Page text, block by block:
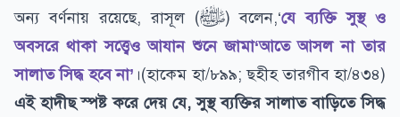
অন্য বর্ণনায় রয়েছে, রাসূল (ﷺ) বলেন,‘যে ব্যক্তি সুস্থ ও
অবসরে থাকা সত্ত্বেও আযান শুনে জামা‘আতে আসল না তার
সালাত সিদ্ধ হবে না’ ।(হাকেম হা/৮৯৯; ছহীহ তারগীব হা/৪৩৪)
এই হাদীছ স্পষ্ট করে দেয় যে, সুস্থ ব্যক্তির সালাত বাড়িতে সিদ্ধ